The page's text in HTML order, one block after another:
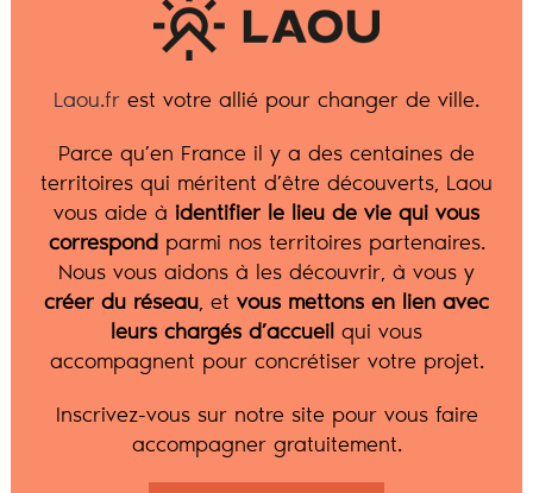
Laou.fr est votre allié pour changer de ville.
Parce qu’en France il y a des centaines de
territoires qui méritent d’être découverts, Laou
vous aide à identifier le lieu de vie qui vous
correspondparmi nos territoires partenaires.
Nous vous aidons à les découvrir, à vous y
créer du réseau, et vous mettons en lien avec
leurs chargés d’accueil qui vous
accompagnent pour concrétiser votre projet.
Inscrivez-vous sur notre site pour vous faire
accompagner gratuitement.